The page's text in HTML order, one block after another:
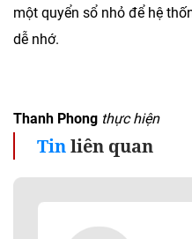
một quyển sổ nhỏ để hệ
dễ nhớ.
Thanh Phong thực hiện
Tinliên quan